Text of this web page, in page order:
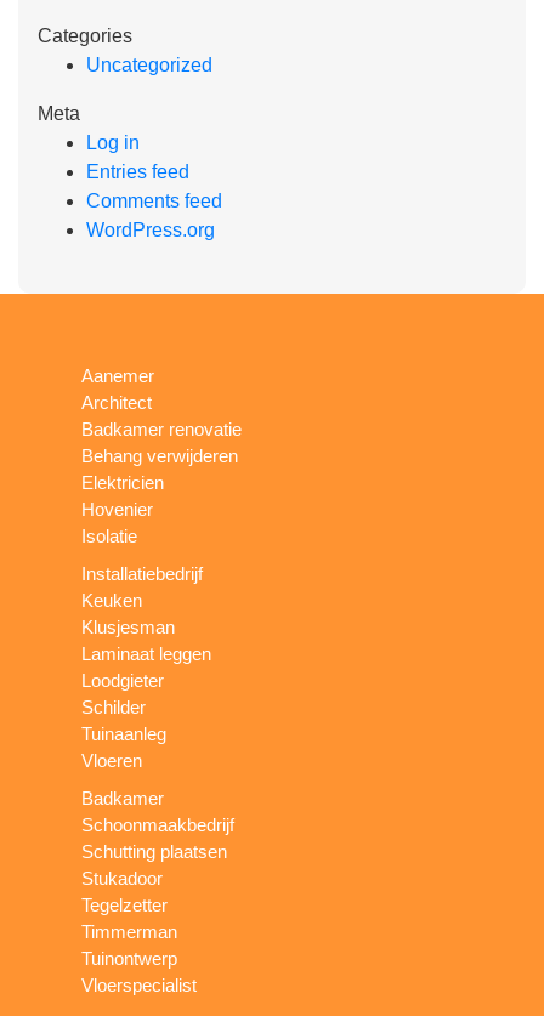
Categories
Uncategorized
Meta
Log in
Entries feed
Comments feed
WordPress.org
Aanemer
Architect
Badkamer renovatie
Behang verwijderen
Elektricien
Hovenier
Isolatie
Installatiebedrijf
Keuken
Klusjesman
Laminaat leggen
Loodgieter
Schilder
Tuinaanleg
Vloeren
Badkamer
Schoonmaakbedrijf
Schutting plaatsen
Stukadoor
Tegelzetter
Timmerman
Tuinontwerp
Vloerspecialist